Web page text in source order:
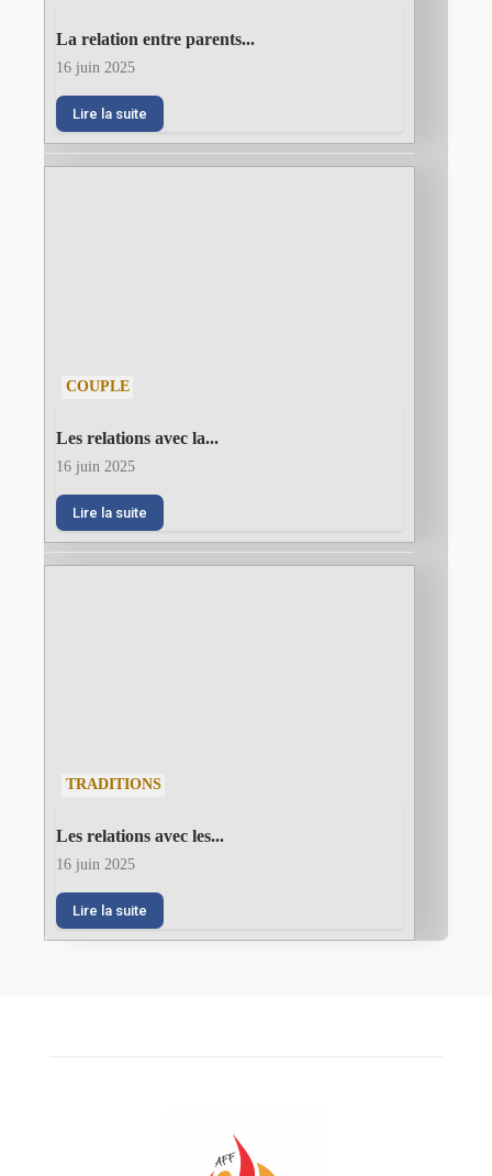
La relation entre parents...
16 juin 2025
Lire la suite
COUPLE
Les relations avec la...
16 juin 2025
Lire la suite
TRADITIONS
Les relations avec les...
16 juin 2025
Lire la suite